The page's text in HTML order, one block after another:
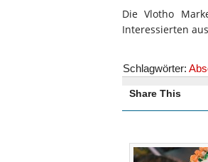
Die Vlotho
Interessierten
Schlagwörter:
Share This